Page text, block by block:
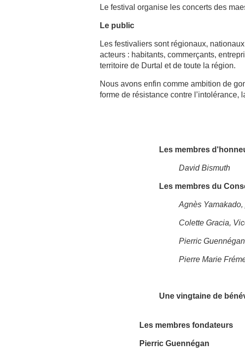
Le festival organise les concerts des
Le public
Les festivaliers sont régionaux,
acteurs : habitants, commerçants,
territoire de Durtal et de toute la région.
Nous avons enfin comme ambition de
forme de résistance contre l’intolérance,
Les membres
David Bismuth
Les membres du
Agnès
Colette Gracia,
Pierric
Pierre Marie
Une vingtaine de
Les membres fondateurs
Pierric Guennégan